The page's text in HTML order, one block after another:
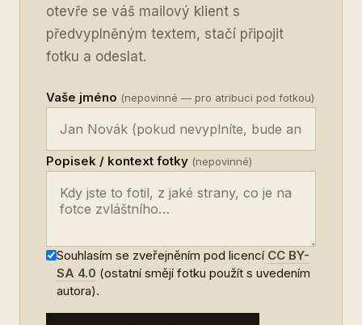
otevře se váš mailový klient s
předvyplněným textem, stačí připojit
fotku a odeslat.
Vaše jméno (nepovinné — pro atribuci pod fotkou)
Popisek / kontext fotky (nepovinné)
Souhlasím se zveřejněním pod licencí CC BY-
SA 4.0 (ostatní smějí fotku použít s uvedením
autora).